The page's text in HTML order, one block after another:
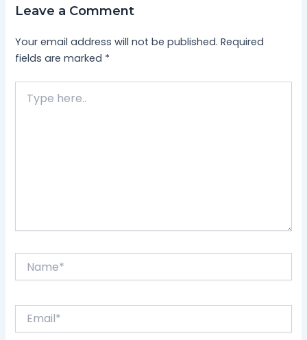
Leave a Comment
Your email address will not be published. Required
fields are marked *
here..